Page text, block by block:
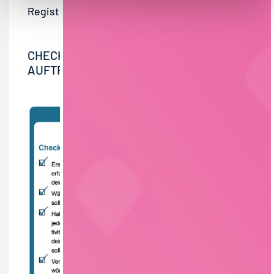
Registrierung
CHECKLISTE FÜR IHREN SOCIAL-MEDIA-
AUFTRITT